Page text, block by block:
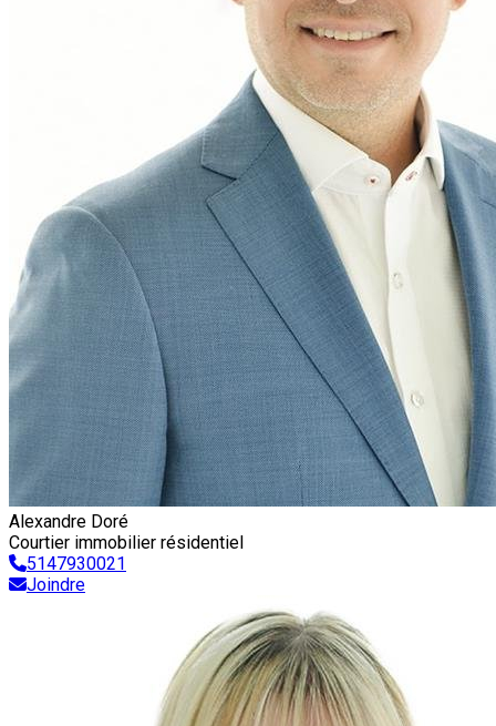
Alexandre Doré
Courtier immobilier résidentiel
5147930021
Joindre